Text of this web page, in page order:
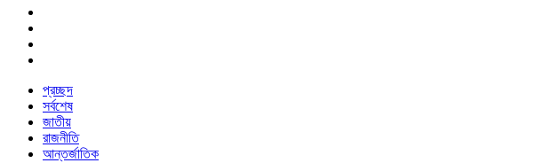
প্রচ্ছদ
সর্বশেষ
জাতীয়
রাজনীতি
আন্তর্জাতিক